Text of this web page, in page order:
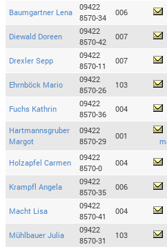
Baumgartner Lena
09422
8570-34
006
Diewald Doreen
09422
8570-42
007
Drexler Sepp
09422
8570-11
007
Ehrnböck Mario
09422
8570-26
103
Fuchs Kathrin
09422
8570-36
004
Hartmannsgruber
Margot
09422
8570-29
001
Holzapfel Carmen
09422
8570-0
004
Krampfl Angela
09422
8570-35
006
Macht Lisa
09422
8570-41
004
Mühlbauer Julia
09422
8570-31
103